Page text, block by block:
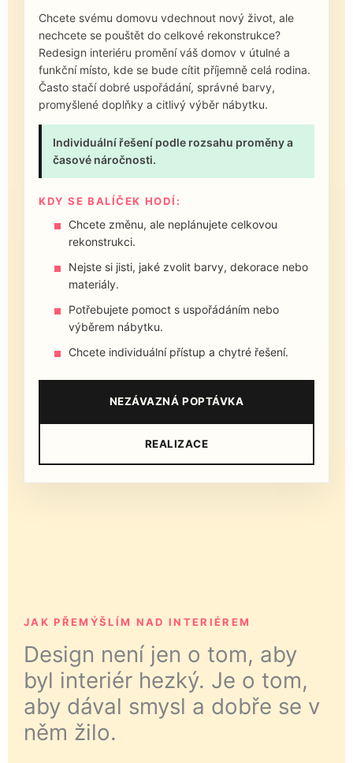
Chcete svému domovu vdechnout nový život, ale
nechcete se pouštět do celkové rekonstrukce?
Redesign interiéru promění váš domov v útulné a
funkční místo, kde se bude cítit příjemně celá rodina.
Často stačí dobré uspořádání, správné barvy,
promyšlené doplňky a citlivý výběr nábytku.
Individuální řešení podle rozsahu proměny a
časové náročnosti.
KDY SE BALÍČEK HODÍ:
Chcete změnu, ale neplánujete celkovou
rekonstrukci.
Nejste si jisti, jaké zvolit barvy, dekorace nebo
materiály.
Potřebujete pomoct s uspořádáním nebo
výběrem nábytku.
Chcete individuální přístup a chytré řešení.
NEZÁVAZNÁ POPTÁVKA
REALIZACE
JAK PŘEMÝŠLÍM NAD INTERIÉREM
Design není jen o tom, aby
byl interiér hezký. Je o tom,
aby dával smysl a dobře se v
něm žilo.